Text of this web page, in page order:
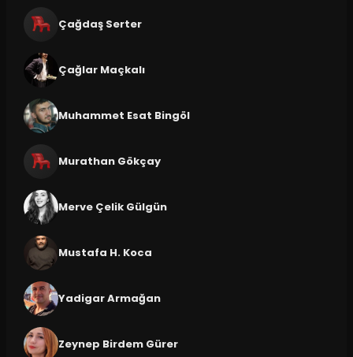
Çağdaş Serter
Çağlar Maçkalı
Muhammet Esat Bingöl
Murathan Gökçay
Merve Çelik Gülgün
Mustafa H. Koca
Yadigar Armağan
Zeynep Birdem Gürer